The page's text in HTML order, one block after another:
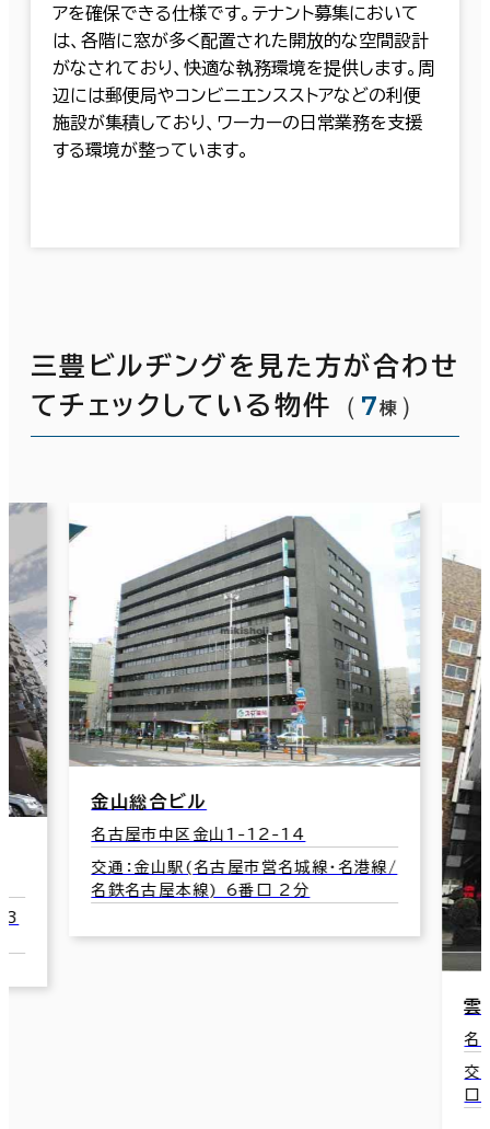
アを確保できる仕様です。テナント募集において
は、各階に窓が多く配置された開放的な空間設計
がなされており、快適な執務環境を提供します。周
辺には郵便局やコンビニエンスストアなどの利便
施設が集積しており、ワーカーの日常業務を支援
する環境が整っています。
三豊ビルヂングを見た方が合わせ
てチェックしている物件
（ 7棟 ）
合ビル
市中区金山1-12-14
金山駅(名古屋市営名城線･名港線/
古屋本線) 6番口 2分
雲竜フレックスビ
名古屋市中区新栄
交通：新栄町駅(名